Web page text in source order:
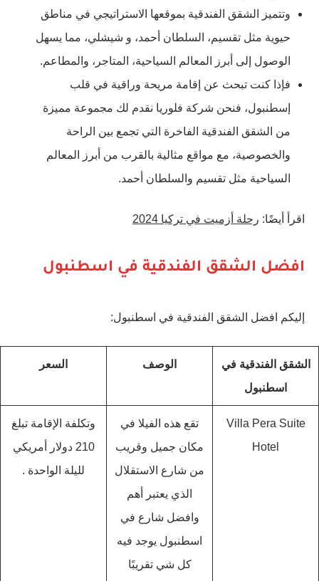
وتتميز الشقق الفندقية بموقعها الاستراتيجي في مناطق
حيوية مثل تقسيم، السلطان أحمد، و شيشلي، مما يسهل
الوصول إلى أبرز المعالم السياحية، المتاجر، والمطاعم.
فإذا كنت تبحث عن إقامة مريحة وراقية في قلب
إسطنبول، فنحن شركة فلوريا نقدم لك مجموعة مميزة
من الشقق الفندقية الفاخرة التي تجمع بين الراحة
والخصوصية، مع مواقع مثالية بالقرب من أبرز المعالم
السياحية مثل تقسيم والسلطان أحمد.
اقرأ أيضًا: رحلة أزميت في تركيا 2024
افضل الشقق الفندقية في اسطنبول
إليكم افضل الشقق الفندقية في اسطنبول:
الشقق الفندقية في
اسطنبول
الوصف السعر
Villa Pera Suite
Hotel
تقع هذه الفيلا في
مكان جميل وقريب
من شارع الاستقلال
الذي يعتبر أهم
وافضل شارع في
اسطنبول يوجد فيه
كل شي تقريبًا
وتكلفة الإقامة تبلغ
210 دولار أمريكي
لليلة الواحدة .